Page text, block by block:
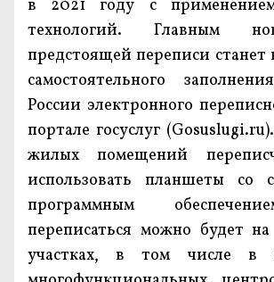
в 2021 году с
технологий. Главным
предстоящей переписи станет
самостоятельного
России электронного
портале госуслуг
жилых помещений
использовать планшеты со
программным
переписаться можно будет
участках, в том числе в